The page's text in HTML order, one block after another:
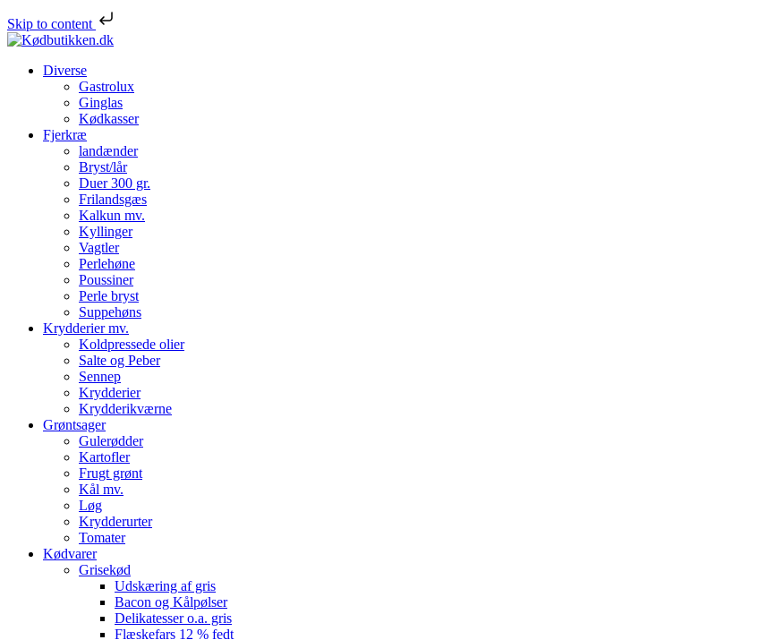
Skip to content
Diverse
Gastrolux
Ginglas
Kødkasser
Fjerkræ
landænder
Bryst/lår
Duer 300 gr.
Frilandsgæs
Kalkun mv.
Kyllinger
Vagtler
Perlehøne
Poussiner
Perle bryst
Suppehøns
Krydderier mv.
Koldpressede olier
Salte og Peber
Sennep
Krydderier
Krydderikværne
Grøntsager
Gulerødder
Kartofler
Frugt grønt
Kål mv.
Løg
Krydderurter
Tomater
Kødvarer
Grisekød
Udskæring af gris
Bacon og Kålpølser
Delikatesser o.a. gris
Flæskefars 12 % fedt